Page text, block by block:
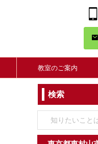
教室のご案内
検索